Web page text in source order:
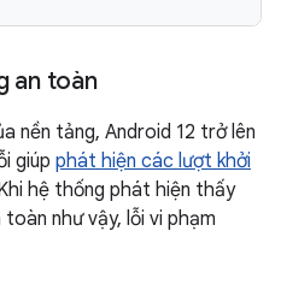
an toàn
nền tảng, Android 12 trở lên
giúp phát hiện các lượt khởi
hệ thống phát hiện thấy
như vậy, lỗi vi phạm